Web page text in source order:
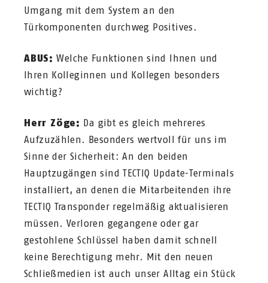
Umgang mit dem System an den
Türkomponenten durchweg Positives.
ABUS: Welche Funktionen sind Ihnen und
Ihren Kolleginnen und Kollegen besonders
wichtig?
Herr Zöge: Da gibt es gleich mehreres
Aufzuzählen. Besonders wertvoll für uns im
Sinne der Sicherheit: An den beiden
Hauptzugängen sind TECTIQ Update-Terminals
installiert, an denen die Mitarbeitenden ihre
TECTIQ Transponder regelmäßig aktualisieren
müssen. Verloren gegangene oder gar
gestohlene Schlüssel haben damit schnell
keine Berechtigung mehr. Mit den neuen
Schließmedien ist auch unser Alltag ein Stück